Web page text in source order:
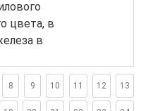
цвета, в
в
8 9 10 11 12 13